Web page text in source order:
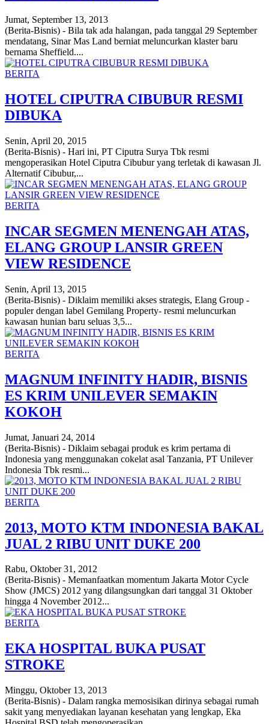
Jumat, September 13, 2013
(Berita-Bisnis) - Bila tak ada halangan, pada tanggal 29 September
mendatang, Sinar Mas Land berniat meluncurkan klaster baru
bernama Sheffield....
BERITA
HOTEL CIPUTRA CIBUBUR RESMI
DIBUKA
Senin, April 20, 2015
(Berita-Bisnis) - Hari ini, PT Ciputra Surya Tbk resmi
mengoperasikan Hotel Ciputra Cibubur yang terletak di kawasan Jl.
Alternatif Cibubur,...
BERITA
INCAR SEGMEN MENENGAH ATAS,
ELANG GROUP LANSIR GREEN
VIEW RESIDENCE
Senin, April 13, 2015
(Berita-Bisnis) - Diklaim memiliki akses strategis, Elang Group -
populer dengan label Gemilang Property- resmi meluncurkan
kawasan hunian baru seluas 3,5...
BERITA
MAGNUM INFINITY HADIR, BISNIS
ES KRIM UNILEVER SEMAKIN
KOKOH
Jumat, Januari 24, 2014
(Berita-Bisnis) - Diklaim sebagai produk es krim pertama di
Indonesia yang menggunakan cokelat asal Tanzania, PT Unilever
Indonesia Tbk resmi...
BERITA
2013, MOTO KTM INDONESIA BAKAL
JUAL 2 RIBU UNIT DUKE 200
Rabu, Oktober 31, 2012
(Berita-Bisnis) - Memanfaatkan momentum Jakarta Motor Cycle
Show (JMCS) 2012 yang dilangsungkan dari tanggal 31 Oktober
hingga 4 November 2012...
BERITA
EKA HOSPITAL BUKA PUSAT
STROKE
Minggu, Oktober 13, 2013
(Berita-Bisnis) - Dalam rangka memosisikan dirinya sebagai rumah
sakit yang menyediakan layanan kesehatan yang lengkap, Eka